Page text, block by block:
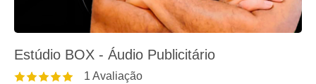
Estúdio BOX - Áudio Publicitário
1 Avaliação